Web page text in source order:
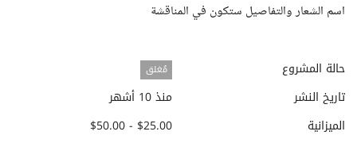
اسم الشعار والتفاصيل ستكون في المناقشة
حالة المشروع مُغلق
تاريخ النشر
منذ 10 أشهر
الميزانية
$25.00 - $50.00